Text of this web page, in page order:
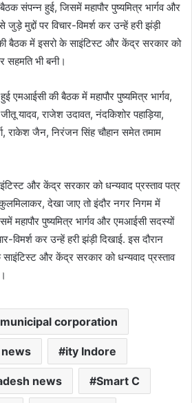
संपन्न हुई, जिसमें महापौर पुष्यमित्र भार्गव और
मुद्दों पर विचार-विमर्श कर उन्हें हरी झंड़ी
बैठक में इसरो के साइंटिस्ट और केंद्र सरकार को
सहमति भी बनी।
एमआईसी की बैठक में महापौर पुष्यमित्र भार्गव,
यादव, राजेश उदावत, नंदकिशोर पहाड़िया,
राकेश जैन, निरंजन सिंह चौहान समेत तमाम
और केंद्र सरकार को धन्यवाद प्रस्ताव पत्र
देखा जाए तो इंदौर नगर निगम में
महापौर पुष्यमित्र भार्गव और एमआईसी सदस्यों
विमर्श कर उन्हें हरी झंड़ी दिखाई. इस दौरान
और केंद्र सरकार को धन्यवाद प्रस्ताव
corporation
ity Indore
news Smart C